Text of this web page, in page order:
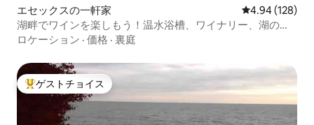
エセックスの一軒家 レビュー128
4.94 (128)
湖畔でワインを楽しもう！温水浴槽、ワイナリー、湖の景
色
ロケーション · 価格 · 裏庭
大好評のゲストチョイスです。
ゲストチョイス